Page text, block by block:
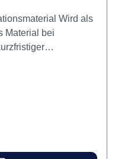
Wird als
Material bei
provisorischem
normalen